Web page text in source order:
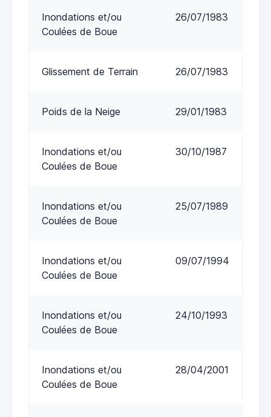
Inondations et/ou
Coulées de Boue
26/07/1983
Glissement de Terrain 26/07/1983
Poids de la Neige 29/01/1983
Inondations et/ou
Coulées de Boue
30/10/1987
Inondations et/ou
Coulées de Boue
25/07/1989
Inondations et/ou
Coulées de Boue
09/07/1994
Inondations et/ou
Coulées de Boue
24/10/1993
Inondations et/ou
Coulées de Boue
28/04/2001